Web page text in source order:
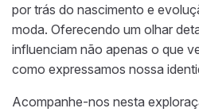
por trás do nascimento e
moda. Oferecendo um olhar
influenciam não apenas o que
como expressamos nossa
Acompanhe-nos nesta